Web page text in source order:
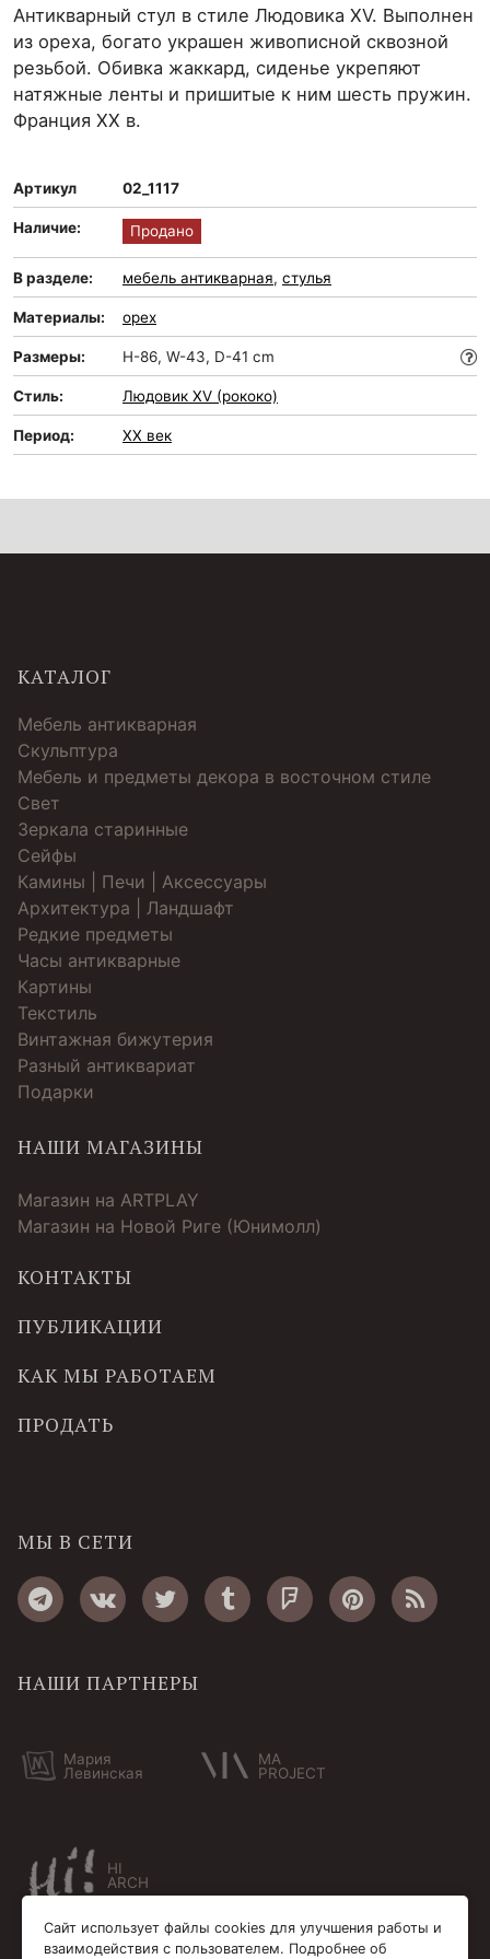
Антикварный стул в стиле Людовика XV. Выполнен
из ореха, богато украшен живописной сквозной
резьбой. Обивка жаккард, сиденье укрепяют
натяжные ленты и пришитые к ним шесть пружин.
Франция XX в.
Артикул 02_1117
Наличие: Продано
В разделе: мебель антикварная, стулья
Материалы: орех
Размеры: H-86, W-43, D-41 cm
Стиль: Людовик XV (рококо)
Период: XX век
КАТАЛОГ
Мебель антикварная
Скульптура
Мебель и предметы декора в восточном стиле
Свет
Зеркала старинные
Cейфы
Камины | Печи | Аксессуары
Архитектура | Ландшафт
Редкие предметы
Часы антикварные
Картины
Текстиль
Винтажная бижутерия
Разный антиквариат
Подарки
НАШИ МАГАЗИНЫ
Магазин на ARTPLAY
Магазин на Новой Риге (Юнимолл)
КОНТАКТЫ
ПУБЛИКАЦИИ
КАК МЫ РАБОТАЕМ
ПРОДАТЬ
МЫ В СЕТИ
НАШИ ПАРТНЕРЫ
Мария
Левинская
MA
PROJECT
HI
ARCH
Сайт использует файлы cookies для улучшения работы и
взаимодействия с пользователем. Подробнее об